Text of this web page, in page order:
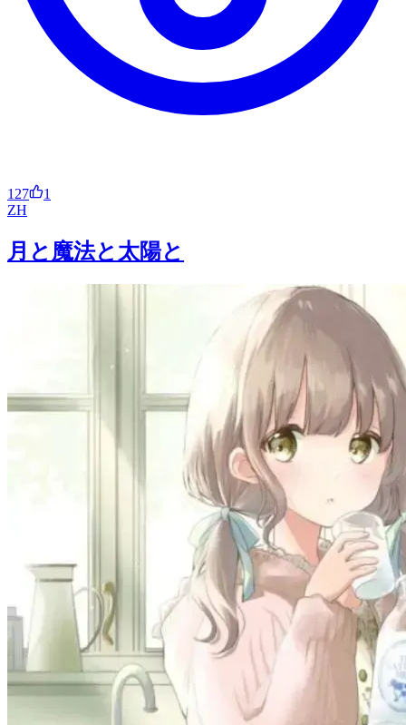
127
1
ZH
月と魔法と太陽と